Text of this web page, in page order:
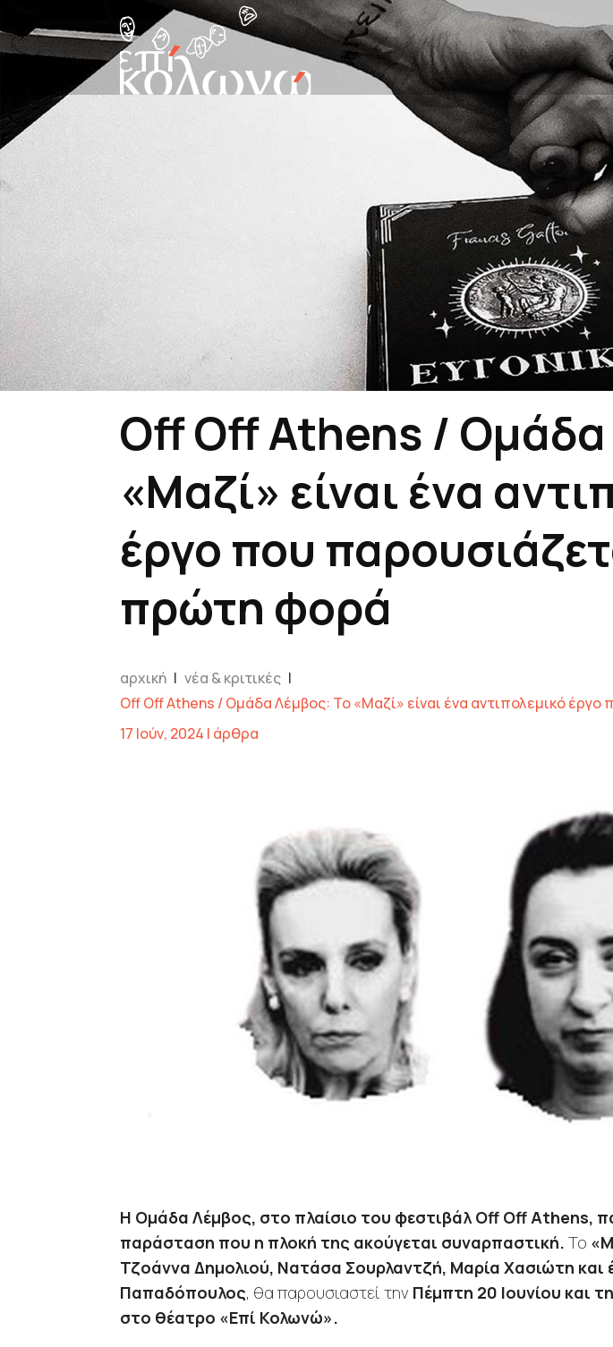
Off Off Athens /
«Μαζί» είναι ένα
έργο που
πρώτη φορά
αρχική | νέα & κριτικές |
Off Off Athens / Ομάδα Λέμβος: Το «Μαζί» είναι ένα αντιπολεμικό
17 Ιούν, 2024 | άρθρα
Η Ομάδα Λέμβος, στο πλαίσιο του φεστιβάλ Off Off Athens,
παράσταση που η πλοκή της ακούγεται συναρπαστική. Το
Τζοάννα Δημολιού, Νατάσα Σουρλαντζή, Μαρία Χασιώτη και
Παπαδόπουλος, θα παρουσιαστεί την Πέμπτη 20 Ιουνίου και
στο θέατρο «Επί Κολωνώ».